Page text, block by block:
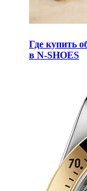
Где купить
в N-SHOES